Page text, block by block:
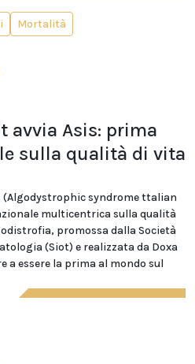
Mortalità
avvia Asis: prima
sulla qualità di vita
(Algodystrophic syndrome ttalian
multicentrica sulla qualità
promossa dalla Società
(Siot) e realizzata da Doxa
a essere la prima al mondo sul